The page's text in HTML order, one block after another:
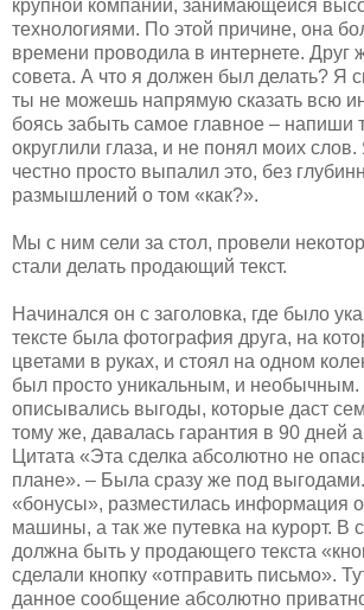
крупной компании, занимающейся
технологиями. По этой причине, она
времени проводила в интернете. Друг
совета. А что я должен был делать? Я
ты не можешь напрямую сказать всю
боясь забыть самое главное – напиши
округлили глаза, и не понял моих
честно просто выпалил это, без
размышлений о том «как?».
Мы с ним сели за стол, провели
стали делать продающий текст.
Начинался он с заголовка, где было
тексте была фотография друга, на
цветами в руках, и стоял на одном
был просто уникальным, и
описывались выгоды, которые даст
тому же, давалась гарантия в 90 дней
Цитата «Эта сделка абсолютно не
плане». – Была сразу же под
«бонусы», разместилась информация
машины, а так же путевка на курорт. В
должна быть у продающего текста
сделали кнопку «отправить письмо».
данное сообщение абсолютно